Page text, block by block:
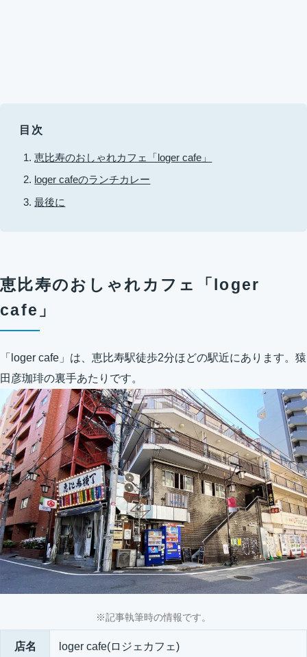
目次
恵比寿のおしゃれカフェ「loger cafe」
loger cafeのランチカレー
最後に
恵比寿のおしゃれカフェ「loger
cafe」
「loger cafe」は、恵比寿駅徒歩2分ほどの駅近にあります。猿
田彦珈琲の裏手あたりです。
※記事執筆時の情報です。
店名 loger cafe(ロジェカフェ)